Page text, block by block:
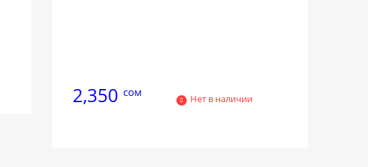
2,350 сом Нет в наличии